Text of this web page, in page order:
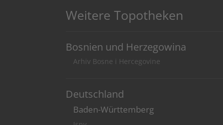
Weitere Topotheken
Bosnien und Herzegowina
Arhiv Bosne i Hercegovine
Deutschland
Baden-Württemberg